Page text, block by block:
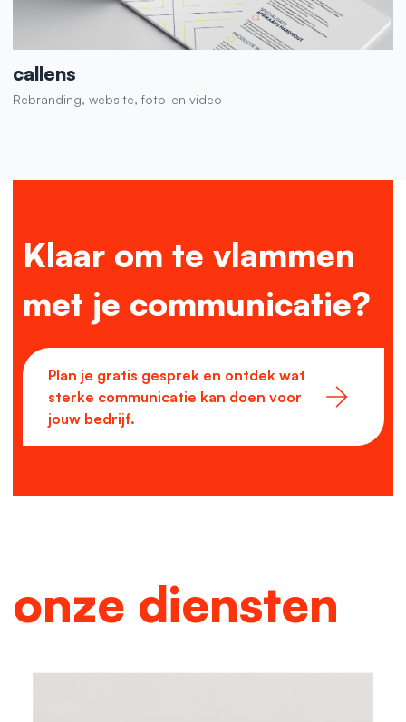
callens
Rebranding, website, foto-en video
Klaar om te vlammen
met je communicatie?
Plan je gratis gesprek en ontdek wat
sterke communicatie kan doen voor
jouw bedrijf.
onze diensten